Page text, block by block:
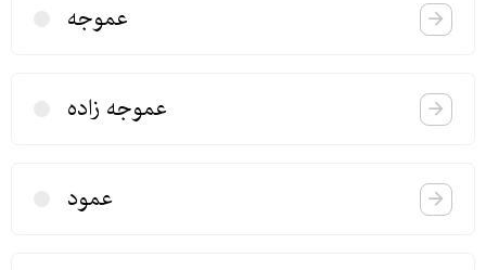
عموجه
عموجه زاده
عمود